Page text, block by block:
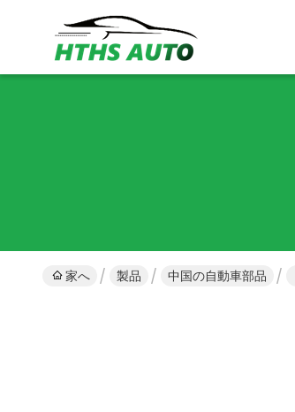
家へ 製品 中国の自動車部品